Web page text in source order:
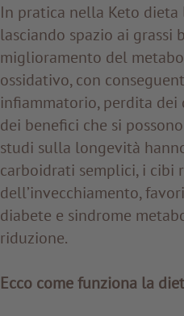
In pratica nella Keto
lasciando spazio ai grassi
miglioramento del
ossidativo, con
infiammatorio, perdita dei
dei benefici che si
studi sulla longevità
carboidrati semplici, i cibi
dell’invecchiamento,
diabete e sindrome
riduzione.
Ecco come funziona la